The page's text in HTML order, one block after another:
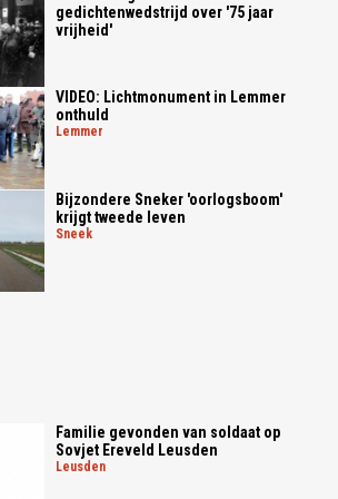
gedichtenwedstrijd over '75 jaar
vrijheid'
VIDEO: Lichtmonument in Lemmer
onthuld
lemmer
Bijzondere Sneker 'oorlogsboom'
krijgt tweede leven
sneek
Familie gevonden van soldaat op
Sovjet Ereveld Leusden
leusden